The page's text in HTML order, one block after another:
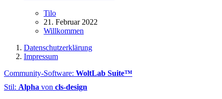
Tilo
21. Februar 2022
Willkommen
Datenschutzerklärung
Impressum
Community-Software: WoltLab Suite™
Stil: Alpha von cls-design